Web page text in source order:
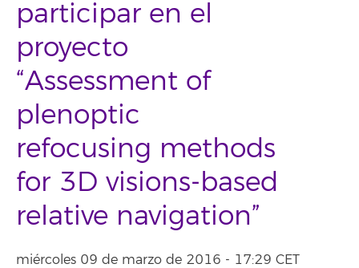
participar en el
proyecto
“Assessment of
plenoptic
refocusing methods
for 3D visions-based
relative navigation”
miércoles 09 de marzo de 2016 - 17:29 CET